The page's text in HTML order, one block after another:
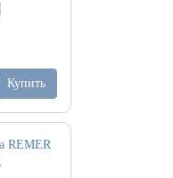
Купить
REMER